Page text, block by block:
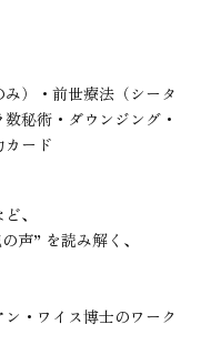
）・前世療法（シータ
秘術・ダウンジング・
カード
、
声” を読み解く、
・ワイス博士のワーク